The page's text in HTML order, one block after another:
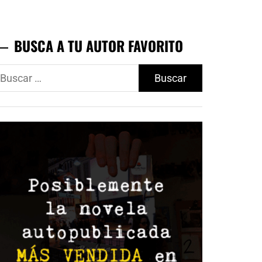
BUSCA A TU AUTOR FAVORITO